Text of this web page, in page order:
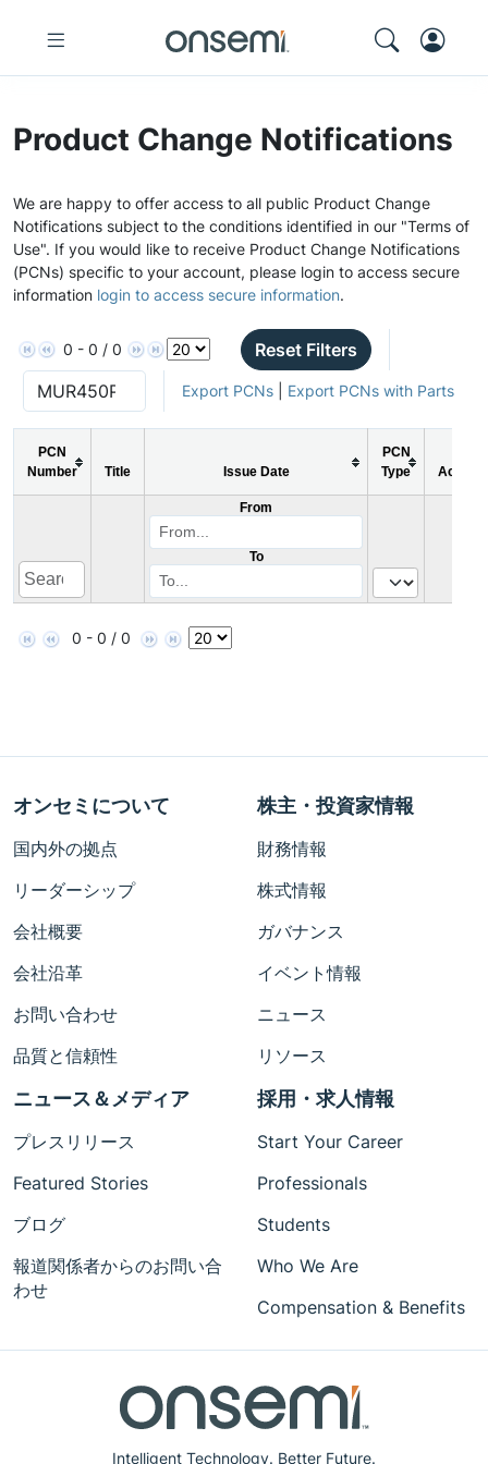
Product Change Notifications
We are happy to offer access to all public Product Change
Notifications subject to the conditions identified in our "Terms of
Use". If you would like to receive Product Change Notifications
(PCNs) specific to your account, please login to access secure
information login to access secure information.
0 - 0 / 0 Reset Filters
Export PCNs| Export PCNs with Parts
PCN
Number
Title Issue Date
PCN
Type
Action
From
To
0 - 0 / 0
Intelligent Technology. Better Future.
オンセミについて
国内外の拠点
リーダーシップ
会社概要
会社沿革
お問い合わせ
品質と信頼性
株主・投資家情報
財務情報
株式情報
ガバナンス
イベント情報
ニュース
リソース
ニュース＆メディア
プレスリリース
Featured Stories
ブログ
報道関係者からのお問い合
わせ
採用・求人情報
Start Your Career
Professionals
Students
Who We Are
Compensation & Benefits